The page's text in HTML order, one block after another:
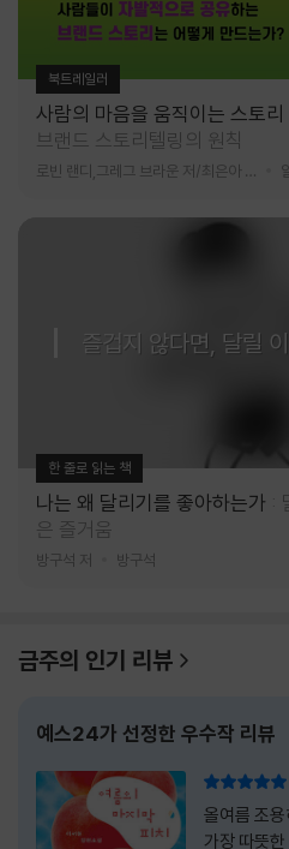
북트레일러
사람의 마음을 움직이는 스토리
브랜드 스토리텔링의 원칙
즐겁지 않다면, 달릴
한 줄로 읽는 책
나는 왜 달리기를 좋아하는가
은 즐거움
방구석 저 방구석
금주의 인기 리뷰
예스24가 선정한 우수작 리뷰
올여름 조
가장 따뜻